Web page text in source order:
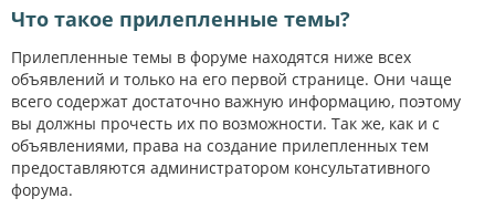
Что такое прилепленные темы?
Прилепленные темы в форуме находятся ниже всех
объявлений и только на его первой странице. Они чаще
всего содержат достаточно важную информацию, поэтому
вы должны прочесть их по возможности. Так же, как и с
объявлениями, права на создание прилепленных тем
предоставляются администратором консультативного
форума.